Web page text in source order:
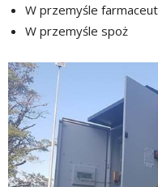
W przemyśle
W przemyśle spoż